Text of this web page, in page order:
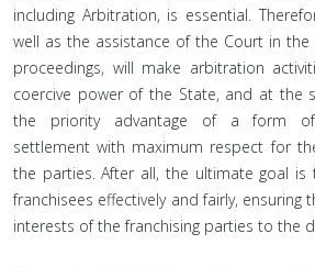
including Arbitration, is essential.
well as the assistance of the Court in
proceedings, will make arbitration
coercive power of the State, and at the
the priority advantage of a form
settlement with maximum respect for
the parties. After all, the ultimate goal
franchisees effectively and fairly, ensuring
interests of the franchising parties to the